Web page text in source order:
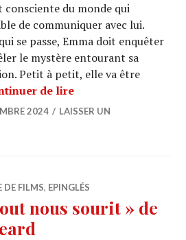
consciente du monde qui
de communiquer avec lui.
se passe, Emma doit enquêter
le mystère entourant sa
Petit à petit, elle va être
de lireCINEMA : « TKT »
2024
LAISSER UN
DE FILMS, EPINGLÉS
nous sourit » de